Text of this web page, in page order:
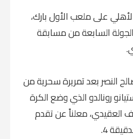
على ملعب الأول بارك،
السابعة من مسابقة
النصر بعد تمريرة سحرية من
رونالدو الذي وضع الكرة
العقيدي، معلناً عن تقدم
4.